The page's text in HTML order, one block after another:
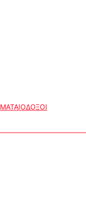
ΜΑΤΑΙΟΔΟΞΟΙ